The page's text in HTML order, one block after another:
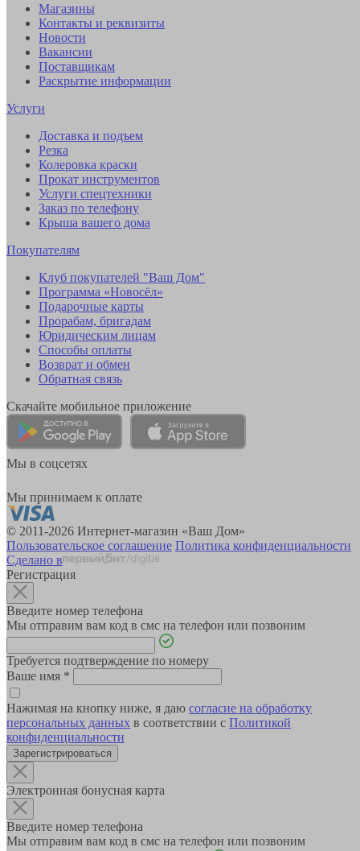
Магазины
Контакты и реквизиты
Новости
Вакансии
Поставщикам
Раскрытие информации
Услуги
Доставка и подъем
Резка
Колеровка краски
Прокат инструментов
Услуги спецтехники
Заказ по телефону
Крыша вашего дома
Покупателям
Клуб покупателей "Ваш Дом"
Программа «Новосёл»
Подарочные карты
Прорабам, бригадам
Юридическим лицам
Способы оплаты
Возврат и обмен
Обратная связь
Скачайте мобильное приложение
Мы в соцсетях
Мы принимаем к оплате
© 2011-2026 Интернет-магазин «Ваш Дом»
Пользовательское соглашение Политика конфиденциальности
Сделано в
Регистрация
Введите номер телефона
Мы отправим вам код в смс на телефон или позвоним
Требуется подтверждение по номеру
Ваше имя *
Нажимая на кнопку ниже, я даю согласие на обработку
персональных данных в соответствии с Политикой
конфиденциальности
Зарегистрироваться
Электронная бонусная карта
Введите номер телефона
Мы отправим вам код в смс на телефон или позвоним